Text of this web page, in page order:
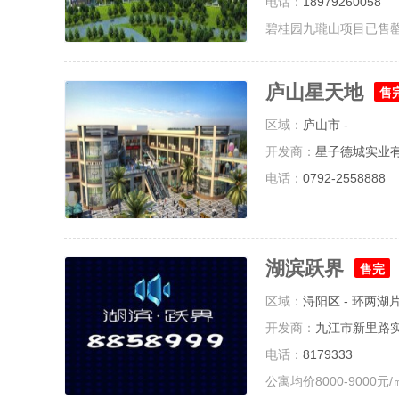
碧桂园九瓏山项目已售
庐山星天地 售
区域： 庐山市 -
开发商： 星子德城实业
电话： 0792-2558888
湖滨跃界 售完
区域： 浔阳区 - 环两湖
开发商： 九江市新里路
电话： 8179333
公寓均价8000-9000元/